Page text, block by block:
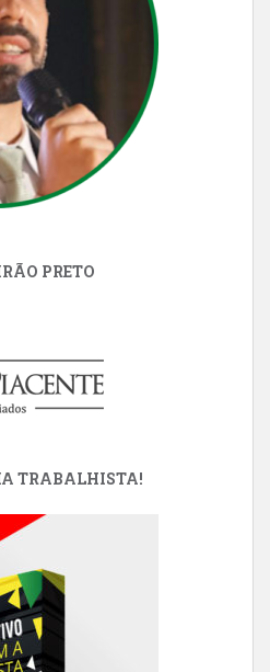
PRETO
TRABALHISTA!